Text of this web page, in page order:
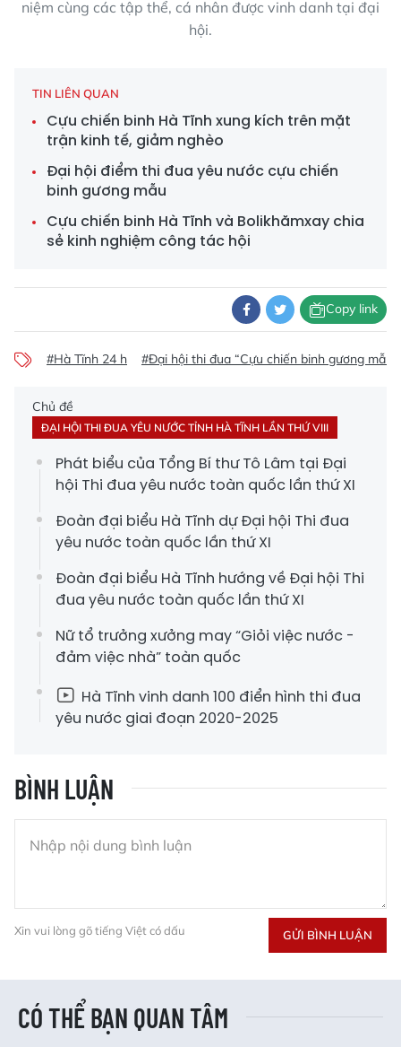
niệm cùng các tập thể, cá nhân được vinh danh tại đại
hội.
TIN LIÊN QUAN
Cựu chiến binh Hà Tĩnh xung kích trên mặt
trận kinh tế, giảm nghèo
Đại hội điểm thi đua yêu nước cựu chiến
binh gương mẫu
Cựu chiến binh Hà Tĩnh và Bolikhămxay chia
sẻ kinh nghiệm công tác hội
Copy link
#Hà Tĩnh 24 h #Đại hội thi đua “Cựu chiến binh gương mẫu”
Chủ đề
ĐẠI HỘI THI ĐUA YÊU NƯỚC TỈNH HÀ TĨNH LẦN THỨ VIII
Phát biểu của Tổng Bí thư Tô Lâm tại Đại
hội Thi đua yêu nước toàn quốc lần thứ XI
Đoàn đại biểu Hà Tĩnh dự Đại hội Thi đua
yêu nước toàn quốc lần thứ XI
Đoàn đại biểu Hà Tĩnh hướng về Đại hội Thi
đua yêu nước toàn quốc lần thứ XI
Nữ tổ trưởng xưởng may “Giỏi việc nước -
đảm việc nhà” toàn quốc
Hà Tĩnh vinh danh 100 điển hình thi đua
yêu nước giai đoạn 2020-2025
BÌNH LUẬN
Xin vui lòng gõ tiếng Việt có dấu GỬI BÌNH LUẬN
CÓ THỂ BẠN QUAN TÂM